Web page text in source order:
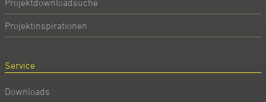
Projektdownloadsuche
Projektinspirationen
Service
Downloads